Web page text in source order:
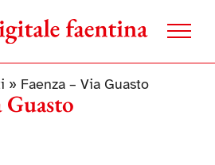
» Faenza – Via Guasto
Guasto